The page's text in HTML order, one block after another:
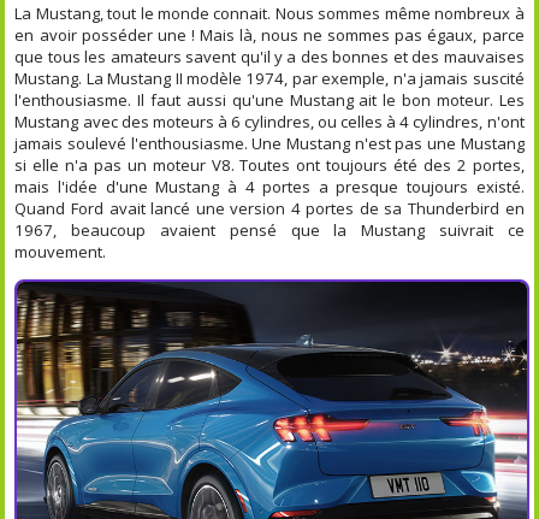
La Mustang, tout le monde connait. Nous sommes même nombreux à
en avoir posséder une ! Mais là, nous ne sommes pas égaux, parce
que tous les amateurs savent qu'il y a des bonnes et des mauvaises
Mustang. La Mustang II modèle 1974, par exemple, n'a jamais suscité
l'enthousiasme. Il faut aussi qu'une Mustang ait le bon moteur. Les
Mustang avec des moteurs à 6 cylindres, ou celles à 4 cylindres, n'ont
jamais soulevé l'enthousiasme. Une Mustang n'est pas une Mustang
si elle n'a pas un moteur V8. Toutes ont toujours été des 2 portes,
mais l'idée d'une Mustang à 4 portes a presque toujours existé.
Quand Ford avait lancé une version 4 portes de sa Thunderbird en
1967, beaucoup avaient pensé que la Mustang suivrait ce
mouvement.